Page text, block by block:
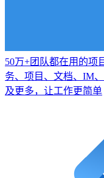
50万+团队都在用的项
务、项目、文档、IM
及更多，让工作更简单